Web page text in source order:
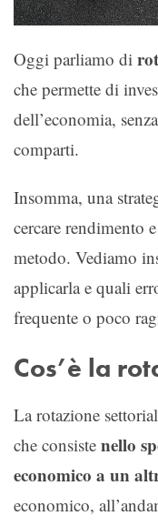
Oggi parliamo di
che permette di
dell’economia,
comparti.
Insomma, una
cercare rendimento
metodo. Vediamo
applicarla e quali
frequente o poco
Cos’è la
La rotazione
che consiste nello
economico a un
economico,